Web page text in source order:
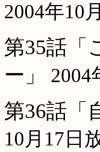
2004年10
第35話「
ー」
2004
第36話「
10月17日